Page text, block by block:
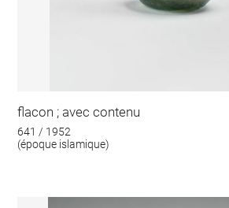
flacon ; avec contenu
641 / 1952
(époque islamique)